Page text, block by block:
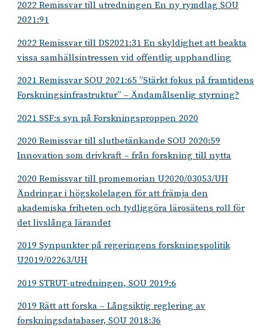
2022 Remissvar till utredningen En ny rymdlag SOU
2021:91
2022 Remissvar till DS2021:31 En skyldighet att beakta
vissa samhällsintressen vid offentlig upphandling
2021 Remissvar SOU 2021:65 ”Stärkt fokus på framtidens
Forskningsinfrastruktur” – Ändamålsenlig styrning?
2021 SSF:s syn på Forskningsproppen 2020
2020 Remissvar till slutbetänkande SOU 2020:59
Innovation som drivkraft – från forskning till nytta
2020 Remissvar till promemorian U2020/03053/UH
Ändringar i högskolelagen för att främja den
akademiska friheten och tydliggöra lärosätens roll för
det livslånga lärandet
2019 Synpunkter på regeringens forskningspolitik
U2019/02263/UH
2019 STRUT-utredningen, SOU 2019:6
2019 Rätt att forska – Långsiktig reglering av
forskningsdatabaser, SOU 2018:36